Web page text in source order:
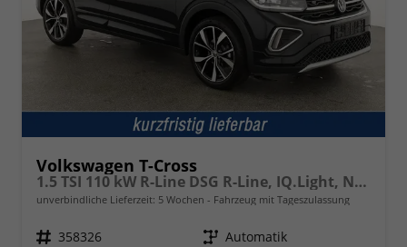
Volkswagen T-Cross
1.5 TSI 110 kW R-Line DSG R-Line, IQ.Light, Navi, Side, Kamera, Winter, 18-Zoll
unverbindliche Lieferzeit: 5 Wochen Fahrzeug mit Tageszulassung
Fahrzeugnr. 358326 Getriebe Automatik